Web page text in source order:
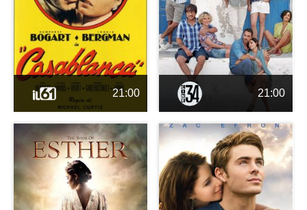
21:00 21:00